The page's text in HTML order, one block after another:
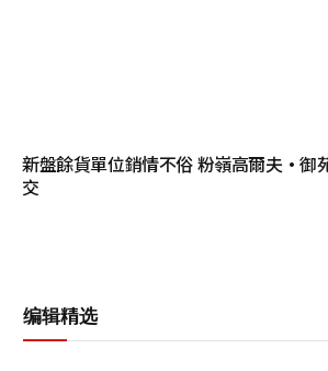
新盤餘貨單位銷情不俗 粉嶺高爾夫·御
交
编辑精选